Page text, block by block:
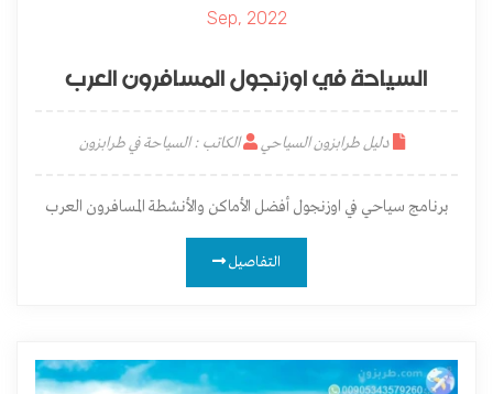
Sep, 2022
السياحة في اوزنجول المسافرون العرب
دليل طرابزون السياحي الكاتب : السياحة في طرابزون
برنامج سياحي في اوزنجول أفضل الأماكن والأنشطة المسافرون العرب
التفاصيل